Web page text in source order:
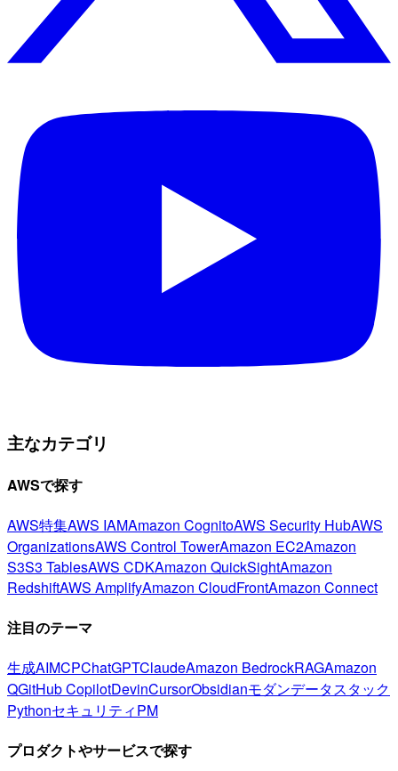
主なカテゴリ
AWSで探す
AWS特集AWS IAMAmazon CognitoAWS Security HubAWS
OrganizationsAWS Control TowerAmazon EC2Amazon
S3S3 TablesAWS CDKAmazon QuickSightAmazon
RedshiftAWS AmplifyAmazon CloudFrontAmazon Connect
注目のテーマ
生成AIMCPChatGPTClaudeAmazon BedrockRAGAmazon
QGitHub CopilotDevinCursorObsidianモダンデータスタック
PythonセキュリティPM
プロダクトやサービスで探す